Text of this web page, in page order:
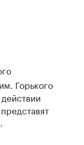
Горького